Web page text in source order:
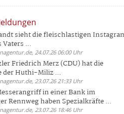
sieht die fleischlastigen
Vaters ...
24.07.26 06:00 Uhr
Friedrich Merz (CDU) hat die
der Huthi-Miliz ...
23.07.26 21:33 Uhr
in einer Bank im
Rennweg haben Spezialkräfte ...
23.07.26 18:46 Uhr